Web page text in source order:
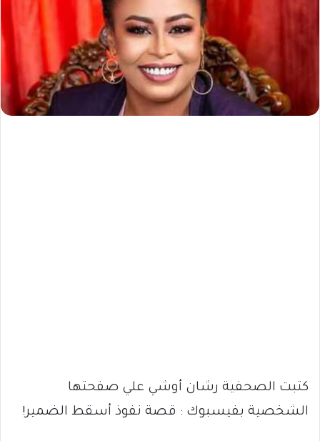
كتبت الصحفية رشان أوشي علي صفحتها
الشخصية بفيسبوك : قصة نفوذ أسقط الضمير!